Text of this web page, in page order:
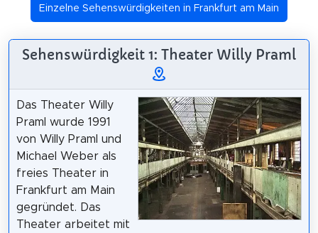
Einzelne Sehenswürdigkeiten in Frankfurt am Main
Sehenswürdigkeit 1: Theater Willy Praml
Das Theater Willy
Praml wurde 1991
von Willy Praml und
Michael Weber als
freies Theater in
Frankfurt am Main
gegründet. Das
Theater arbeitet mit